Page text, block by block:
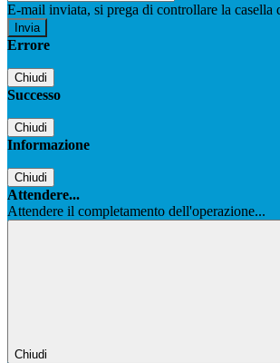
E-mail inviata, si prega di controllare la casella
Errore
Chiudi
Successo
Chiudi
Informazione
Chiudi
Attendere...
Attendere il completamento dell'operazione...
Chiudi